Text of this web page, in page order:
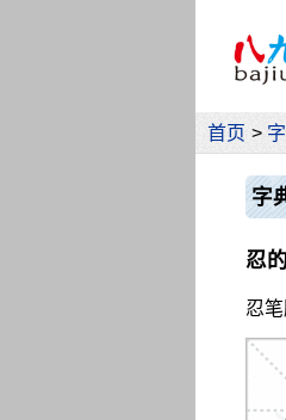
首页 >
字
忍
忍笔